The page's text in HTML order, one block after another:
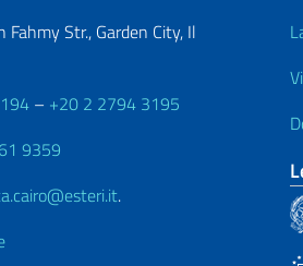
Fahmy Str., Garden City, Il
– +20 2 2794 3195
9359
.